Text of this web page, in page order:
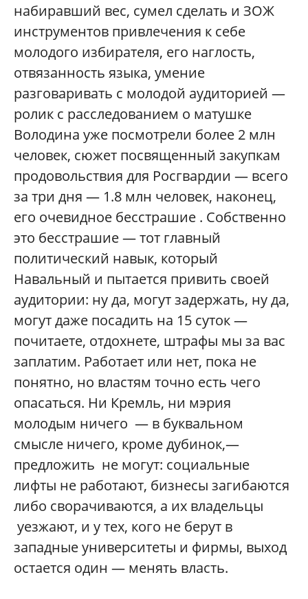
набиравший вес, сумел сделать и ЗОЖ
инструментов привлечения к себе
молодого избирателя, его наглость,
отвязанность языка, умение
разговаривать с молодой аудиторией —
ролик с расследованием о матушке
Володина уже посмотрели более 2 млн
человек, сюжет посвященный закупкам
продовольствия для Росгвардии — всего
за три дня — 1.8 млн человек, наконец,
его очевидное бесстрашие . Собственно
это бесстрашие — тот главный
политический навык, который
Навальный и пытается привить своей
аудитории: ну да, могут задержать, ну да,
могут даже посадить на 15 суток —
почитаете, отдохнете, штрафы мы за вас
заплатим. Работает или нет, пока не
понятно, но властям точно есть чего
опасаться. Ни Кремль, ни мэрия
молодым ничего — в буквальном
смысле ничего, кроме дубинок,—
предложить не могут: социальные
лифты не работают, бизнесы загибаются
либо сворачиваются, а их владельцы
уезжают, и у тех, кого не берут в
западные университеты и фирмы, выход
остается один — менять власть.